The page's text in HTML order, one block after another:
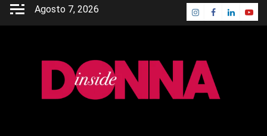
Skip
Agosto 7, 2026 Instagram
Facebook
Linkedin